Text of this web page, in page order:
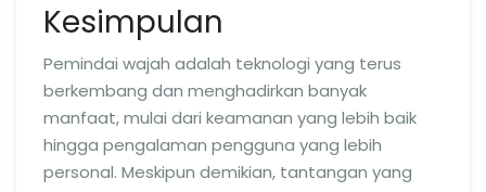
Kesimpulan
Pemindai wajah adalah teknologi yang terus
berkembang dan menghadirkan banyak
manfaat, mulai dari keamanan yang lebih baik
hingga pengalaman pengguna yang lebih
personal. Meskipun demikian, tantangan yang